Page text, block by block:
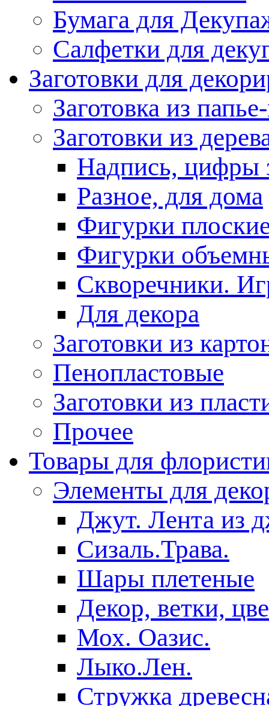
Бумага для
Салфетки для
Заготовки для
Заготовка из
Заготовки из
Надпись, цифры
Разное, для дома
Фигурки
Фигурки
Скворечники.
Для декора
Заготовки из
Пенопластовые
Заготовки из
Прочее
Товары для
Элементы для
Джут. Лента из
Сизаль.Трава.
Шары плетеные
Декор, ветки,
Мох. Оазис.
Лыко.Лен.
Стружка